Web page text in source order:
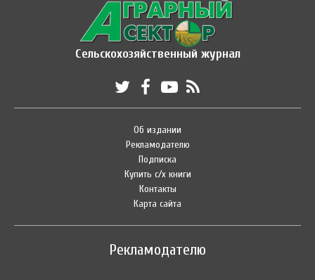
Сельскохозяйственный журнал
Об издании
Рекламодателю
Подписка
Купить с/х книги
Контакты
Карта сайта
Рекламодателю